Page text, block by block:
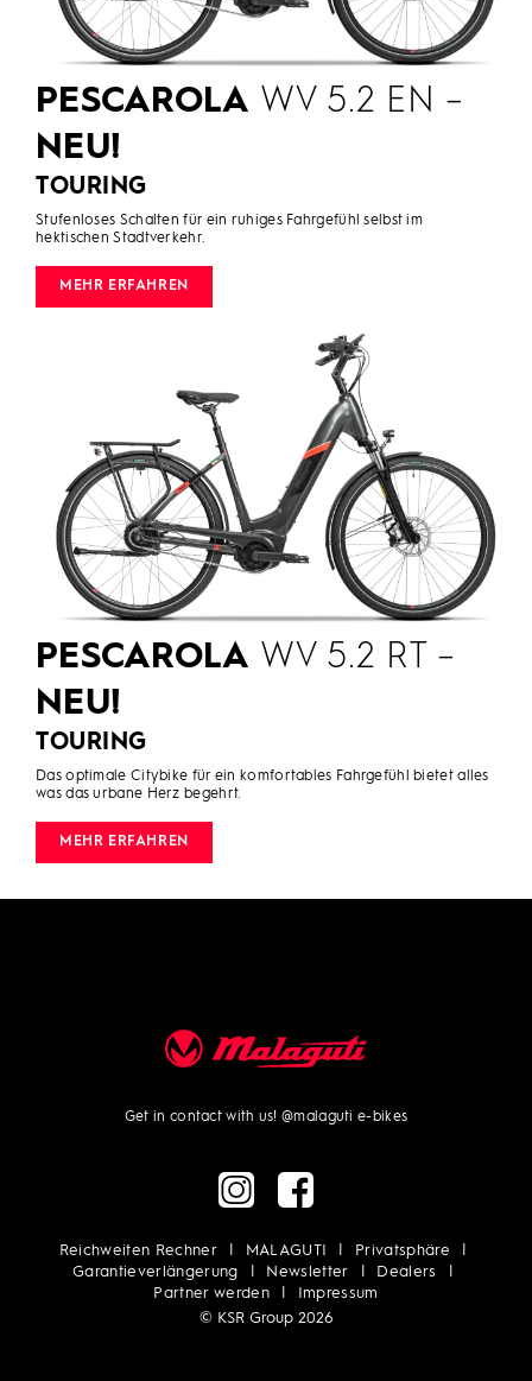
PESCAROLA WV 5.2 EN –
NEU!
TOURING
Stufenloses Schalten für ein ruhiges Fahrgefühl selbst im
hektischen Stadtverkehr.
MEHR ERFAHREN
PESCAROLA WV 5.2 RT –
NEU!
TOURING
Das optimale Citybike für ein komfortables Fahrgefühl bietet alles
was das urbane Herz begehrt.
MEHR ERFAHREN
Get in contact with us!@malaguti e-bikes
Reichweiten Rechner MALAGUTI
Privatsphäre
Garantieverlängerung
Newsletter
Dealers
Partner werden
Impressum
© KSR Group 2026